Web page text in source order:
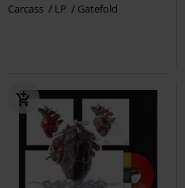
Carcass
LP Gatefold